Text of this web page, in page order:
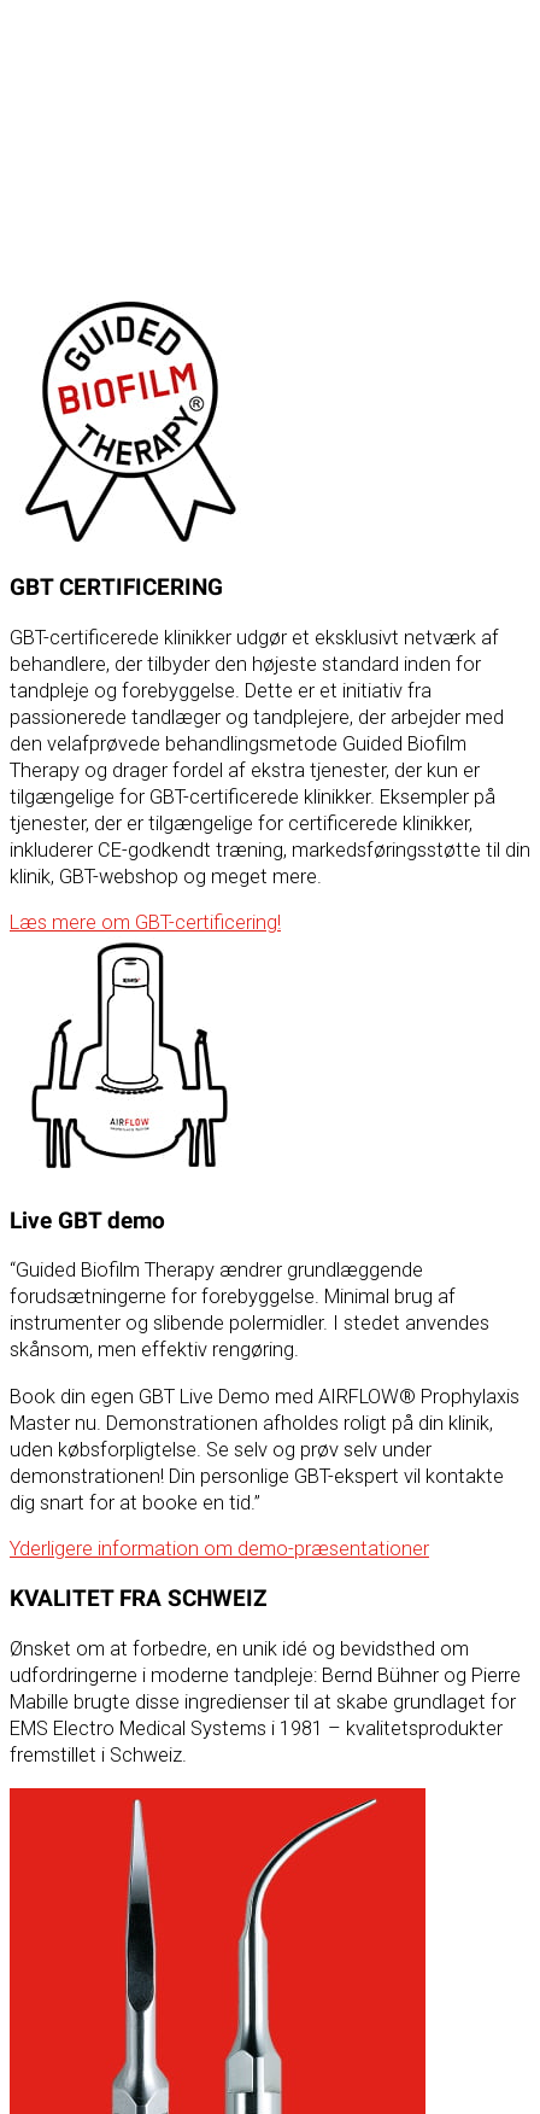
GBT CERTIFICERING
GBT-certificerede klinikker udgør et eksklusivt netværk af
behandlere, der tilbyder den højeste standard inden for
tandpleje og forebyggelse. Dette er et initiativ fra
passionerede tandlæger og tandplejere, der arbejder med
den velafprøvede behandlingsmetode Guided Biofilm
Therapy og drager fordel af ekstra tjenester, der kun er
tilgængelige for GBT-certificerede klinikker. Eksempler på
tjenester, der er tilgængelige for certificerede klinikker,
inkluderer CE-godkendt træning, markedsføringsstøtte til din
klinik, GBT-webshop og meget mere.
Læs mere om GBT-certificering!
Live GBT demo
“Guided Biofilm Therapy ændrer grundlæggende
forudsætningerne for forebyggelse. Minimal brug af
instrumenter og slibende polermidler. I stedet anvendes
skånsom, men effektiv rengøring.
Book din egen GBT Live Demo med AIRFLOW® Prophylaxis
Master nu. Demonstrationen afholdes roligt på din klinik,
uden købsforpligtelse. Se selv og prøv selv under
demonstrationen! Din personlige GBT-ekspert vil kontakte
dig snart for at booke en tid.”
Yderligere information om demo-præsentationer
KVALITET FRA SCHWEIZ
Ønsket om at forbedre, en unik idé og bevidsthed om
udfordringerne i moderne tandpleje: Bernd Bühner og Pierre
Mabille brugte disse ingredienser til at skabe grundlaget for
EMS Electro Medical Systems i 1981 – kvalitetsprodukter
fremstillet i Schweiz.